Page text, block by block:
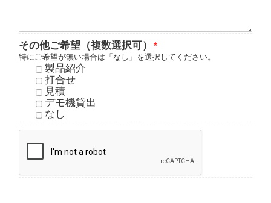
その他ご希望（複数選択可）
特にご希望が無い場合は「なし」を選択してください。
製品紹介
打合せ
見積
デモ機貸出
なし